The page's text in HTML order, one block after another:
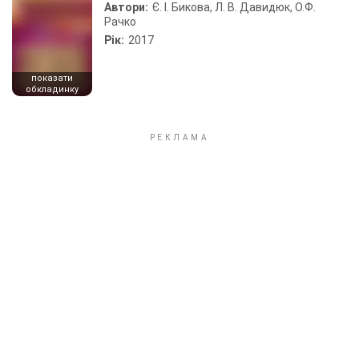
показати
обкладинку
Автори: Є. І. Бикова, Л. В. Давидюк, О.Ф.
Рачко
Рік: 2017